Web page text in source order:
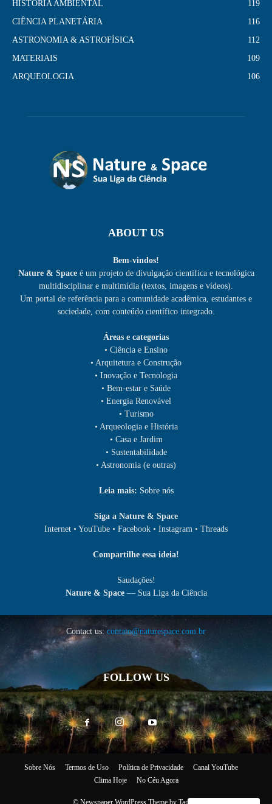
HISTÓRIA AMBIENTAL
119
CIÊNCIA PLANETÁRIA
116
ASTRONOMIA & ASTROFÍSICA
112
MATERIAIS
109
ARQUEOLOGIA
106
ABOUT US
Bem-vindos!
Nature & Spaceé um projeto de divulgação científica e tecnológica
multidisciplinar e multimídia (textos, imagens e vídeos).
Um portal de referência para a comunidade acadêmica, estudantes e
sociedade, com conteúdo científico integrado.
Áreas e categorias
• Ciência e Ensino
• Arquitetura e Construção
• Inovação e Tecnologia
• Bem-estar e Saúde
• Energia Renovável
• Turismo
• Arqueologia e História
• Casa e Jardim
• Sustentabilidade
• Astronomia (e outras)
Leia mais: Sobre nós
Siga a Nature & Space
Internet • YouTube • Facebook • Instagram • Threads
Compartilhe essa ideia!
Saudações!
Nature & Space— Sua Liga da Ciência
Contact us: contato@naturespace.com.br
FOLLOW US
Sobre Nós Termos de Uso Política de Privacidade
Canal YouTube
Clima Hoje
No Céu Agora
© Newspaper WordPress Theme by TagDiv